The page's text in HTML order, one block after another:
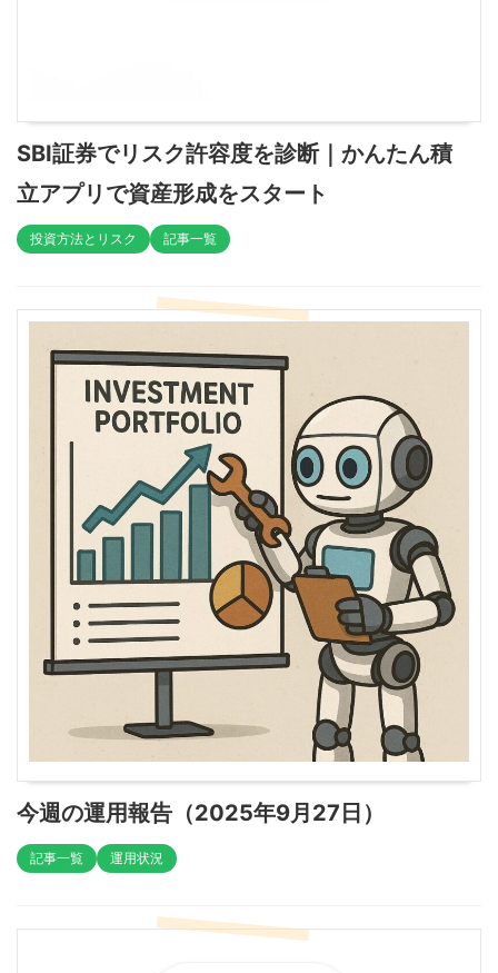
SBI証券でリスク許容度を診断｜かんたん積
立アプリで資産形成をスタート
投資方法とリスク 記事一覧
今週の運用報告（2025年9月27日）
記事一覧 運用状況